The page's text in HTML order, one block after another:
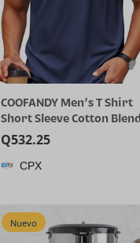
COOFANDY Men’s T Shirt
Short Sleeve Cotton Blend
T-Shirts Crew Neck Casual
Summer Basic Tee Shirts
Q532.25
CPX
Nuevo